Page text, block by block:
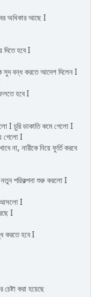
অধিকার আছে I
হবে I
সুদ বন্ধ করতে আদেশ দিলেন I
হবে I
I চুরি ডাকাতি কমে গেলো I
গেলো I
নারীকে নিয়ে ফুর্তি করবে
পরিকল্পনা শুরু করলো I
আসলো I
I
করতে হবে I
করা হয়েছে